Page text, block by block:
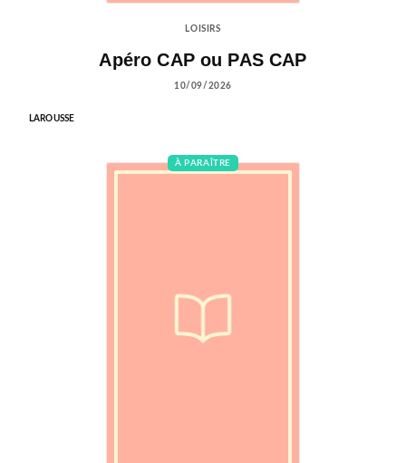
LOISIRS
Apéro CAP ou PAS CAP
10/09/2026
LAROUSSE
À PARAÎTRE